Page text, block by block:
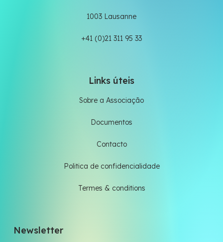
1003 Lausanne
+41 (0)21 311 95 33
Links úteis
Sobre a Associação
Documentos
Contacto
Politica de confidencialidade
Termes & conditions
Newsletter